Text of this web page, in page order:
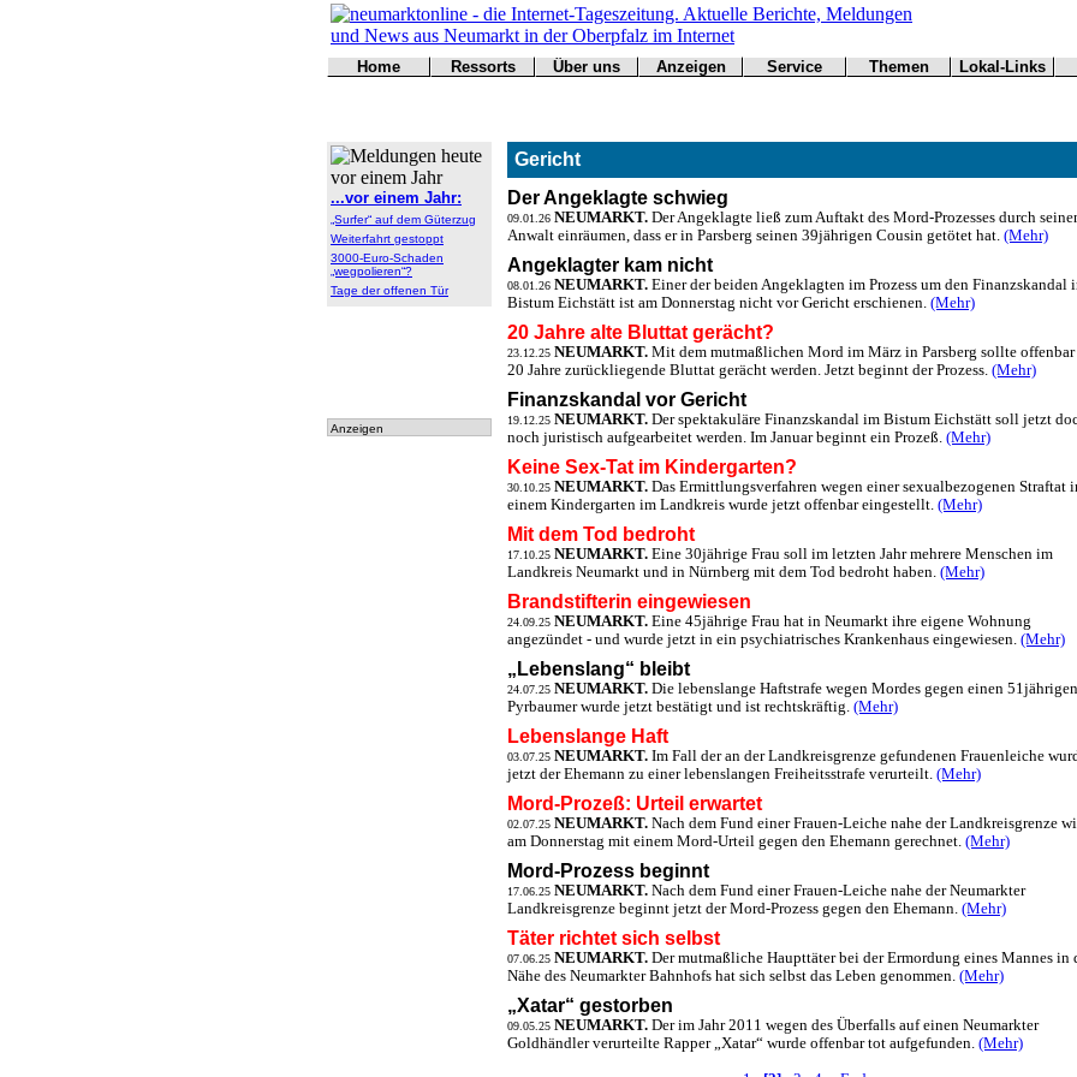
Gericht
Der Angeklagte schwieg
09.01.26 NEUMARKT. Der Angeklagte ließ zum Auftakt des Mord-Prozesses durch
Anwalt einräumen, dass er in Parsberg seinen 39jährigen Cousin getötet hat. (Mehr)
Angeklagter kam nicht
08.01.26 NEUMARKT. Einer der beiden Angeklagten im Prozess um den Finanzskandal
Bistum Eichstätt ist am Donnerstag nicht vor Gericht erschienen. (Mehr)
20 Jahre alte Bluttat gerächt?
23.12.25 NEUMARKT. Mit dem mutmaßlichen Mord im März in Parsberg sollte offenbar
20 Jahre zurückliegende Bluttat gerächt werden. Jetzt beginnt der Prozess. (Mehr)
Finanzskandal vor Gericht
19.12.25 NEUMARKT. Der spektakuläre Finanzskandal im Bistum Eichstätt soll jetzt
noch juristisch aufgearbeitet werden. Im Januar beginnt ein Prozeß. (Mehr)
Keine Sex-Tat im Kindergarten?
30.10.25 NEUMARKT. Das Ermittlungsverfahren wegen einer sexualbezogenen Straftat
einem Kindergarten im Landkreis wurde jetzt offenbar eingestellt. (Mehr)
Mit dem Tod bedroht
17.10.25 NEUMARKT. Eine 30jährige Frau soll im letzten Jahr mehrere Menschen im
Landkreis Neumarkt und in Nürnberg mit dem Tod bedroht haben. (Mehr)
Brandstifterin eingewiesen
24.09.25 NEUMARKT. Eine 45jährige Frau hat in Neumarkt ihre eigene Wohnung
angezündet - und wurde jetzt in ein psychiatrisches Krankenhaus eingewiesen. (Mehr)
„Lebenslang“ bleibt
24.07.25 NEUMARKT. Die lebenslange Haftstrafe wegen Mordes gegen einen 51jährigen
Pyrbaumer wurde jetzt bestätigt und ist rechtskräftig. (Mehr)
Lebenslange Haft
03.07.25 NEUMARKT. Im Fall der an der Landkreisgrenze gefundenen Frauenleiche
jetzt der Ehemann zu einer lebenslangen Freiheitsstrafe verurteilt. (Mehr)
Mord-Prozeß: Urteil erwartet
02.07.25 NEUMARKT. Nach dem Fund einer Frauen-Leiche nahe der Landkreisgrenze
am Donnerstag mit einem Mord-Urteil gegen den Ehemann gerechnet. (Mehr)
Mord-Prozess beginnt
17.06.25 NEUMARKT. Nach dem Fund einer Frauen-Leiche nahe der Neumarkter
Landkreisgrenze beginnt jetzt der Mord-Prozess gegen den Ehemann. (Mehr)
Täter richtet sich selbst
07.06.25 NEUMARKT. Der mutmaßliche Haupttäter bei der Ermordung eines Mannes in
Nähe des Neumarkter Bahnhofs hat sich selbst das Leben genommen. (Mehr)
„Xatar“ gestorben
09.05.25 NEUMARKT. Der im Jahr 2011 wegen des Überfalls auf einen Neumarkter
Goldhändler verurteilte Rapper „Xatar“ wurde offenbar tot aufgefunden. (Mehr)
...vor einem Jahr:
„Surfer“ auf dem Güterzug
Weiterfahrt gestoppt
3000-Euro-Schaden
„wegpolieren“?
Tage der offenen Tür
Anzeigen
Home
Ressorts
Wirtschaft
Sport
Online
Über uns
Kontakt
Anzeigen
Service
Verkehr
Themen
Gesundheit
Grüne
Kirchen
SPD
Statistiken
Lokal-Links